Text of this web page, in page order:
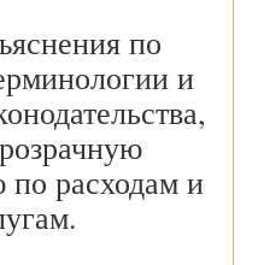
по
и
по расходам и